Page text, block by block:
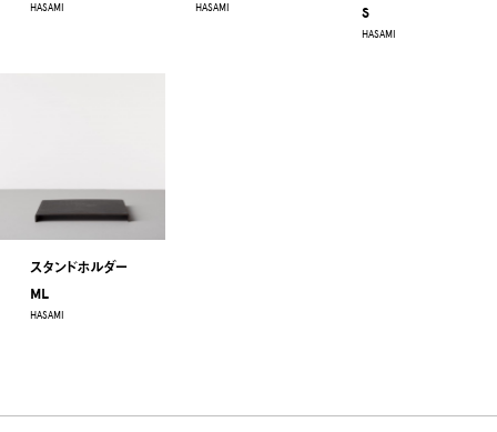
HASAMI HASAMI
S
HASAMI
スタンドホルダー
ML
HASAMI